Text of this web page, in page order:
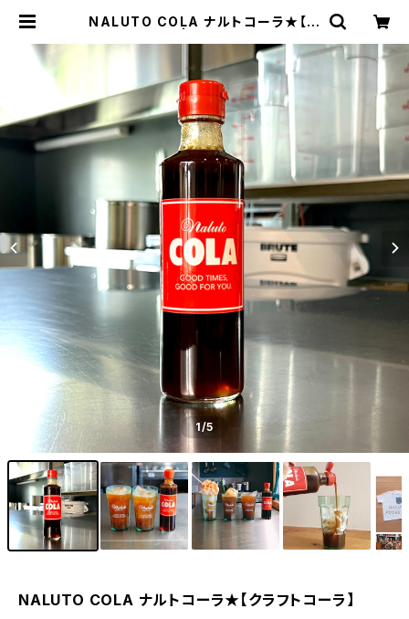
NALUTO COLA ナルトコーラ★【ク
1/5
NALUTO COLA ナルトコーラ★【クラフトコーラ】